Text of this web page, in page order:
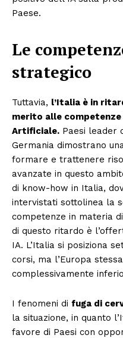
Paese.
Le
strategico
Tuttavia, l’Italia è in
merito alle
Artificiale. Paesi leader
Germania dimostrano
formare e trattenere
avanzate in questo
di know-how in Italia,
intervistati sottolinea la
competenze in materia
di questo ritardo è
IA. L’Italia si posiziona
corsi, ma l’Europa
complessivamente
I fenomeni di fuga di
la situazione, in quanto
favore di Paesi con